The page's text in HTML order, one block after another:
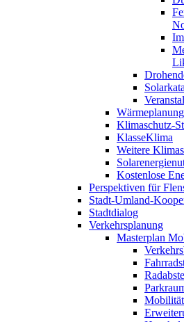
Wärmeplanung
Klimaschutz-
KlasseKlima
Weitere
Kostenlose
Perspektiven für
Stadt-Umland-
Stadtdialog
Verkehrsplanung
Masterplan